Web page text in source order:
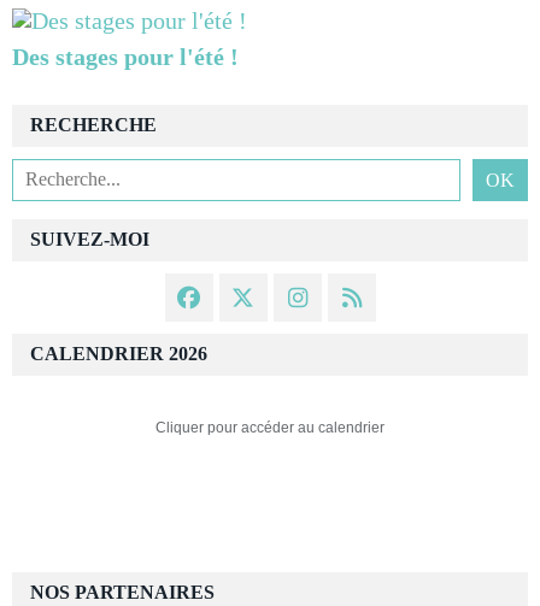
Des stages pour l'été !
SUIVEZ-MOI
RECHERCHE
CALENDRIER 2026
Cliquer pour accéder au calendrier
NOS PARTENAIRES